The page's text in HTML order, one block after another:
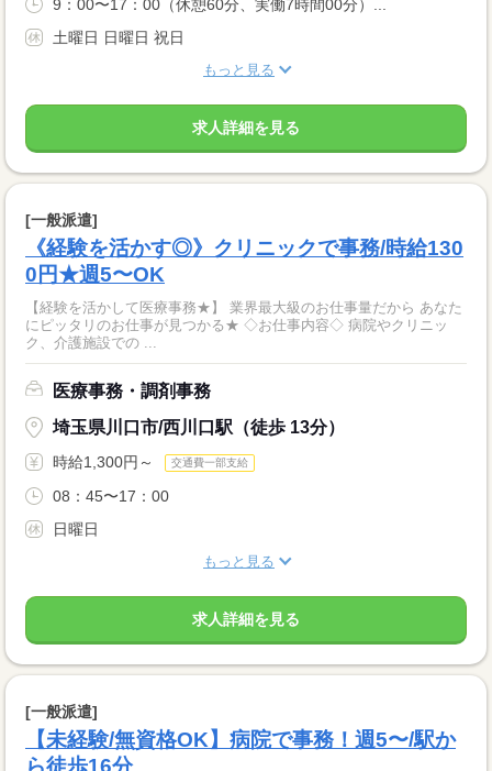
9：00〜17：00（休憩60分、実働7時間00分）...
土曜日 日曜日 祝日
もっと見る
求人詳細を見る
[一般派遣]
《経験を活かす◎》クリニックで事務/時給130
0円★週5〜OK
【経験を活かして医療事務★】 業界最大級のお仕事量だから あなた
にピッタリのお仕事が見つかる★ ◇お仕事内容◇ 病院やクリニッ
ク、介護施設での ...
医療事務・調剤事務
埼玉県川口市/西川口駅（徒歩 13分）
時給1,300円～ 交通費一部支給
08：45〜17：00
日曜日
もっと見る
求人詳細を見る
[一般派遣]
【未経験/無資格OK】病院で事務！週5〜/駅か
ら徒歩16分